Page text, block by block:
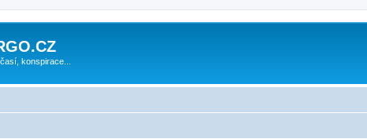
konspirace...